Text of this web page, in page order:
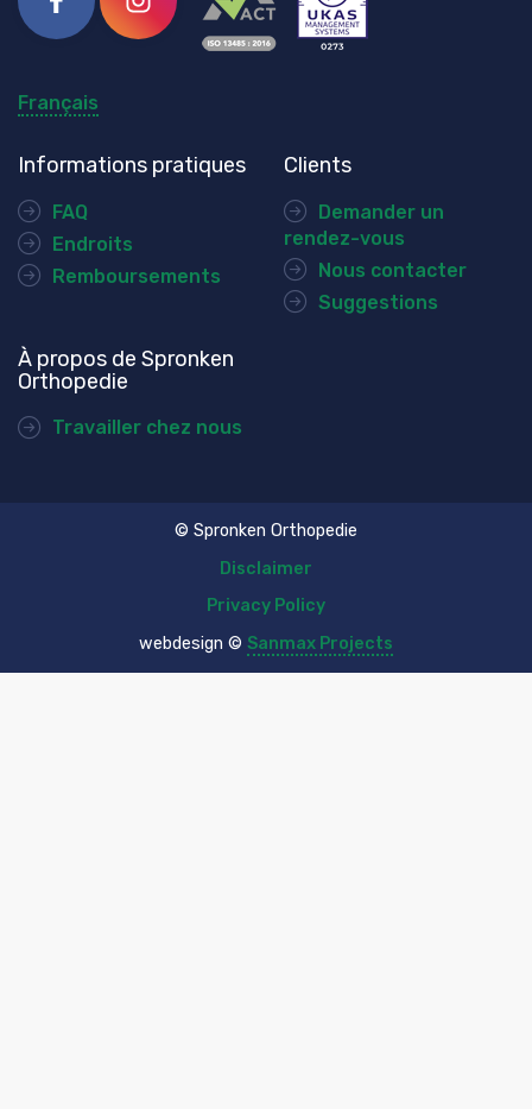
Français
Informations pratiques
FAQ
Endroits
Remboursements
Clients
Demander un
rendez-vous
Nous contacter
Suggestions
À propos de Spronken
Orthopedie
Travailler chez nous
© Spronken Orthopedie
Disclaimer
Privacy Policy
webdesign © Sanmax Projects